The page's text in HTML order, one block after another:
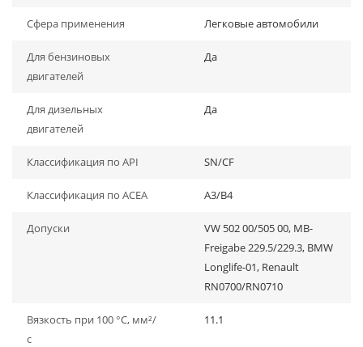
Сфера применения Легковые автомобили
Для бензиновых
двигателей
Да
Для дизельных
двигателей
Да
Классификация по API SN/CF
Классификация по ACEA A3/B4
Допуски
VW 502 00/505 00, MB-
Freigabe 229.5/229.3, BMW
Longlife-01, Renault
RN0700/RN0710
Вязкость при 100 °C, мм²/
с
11.1